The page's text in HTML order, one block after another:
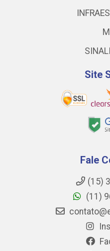
Site
Fale
(15)
(11)